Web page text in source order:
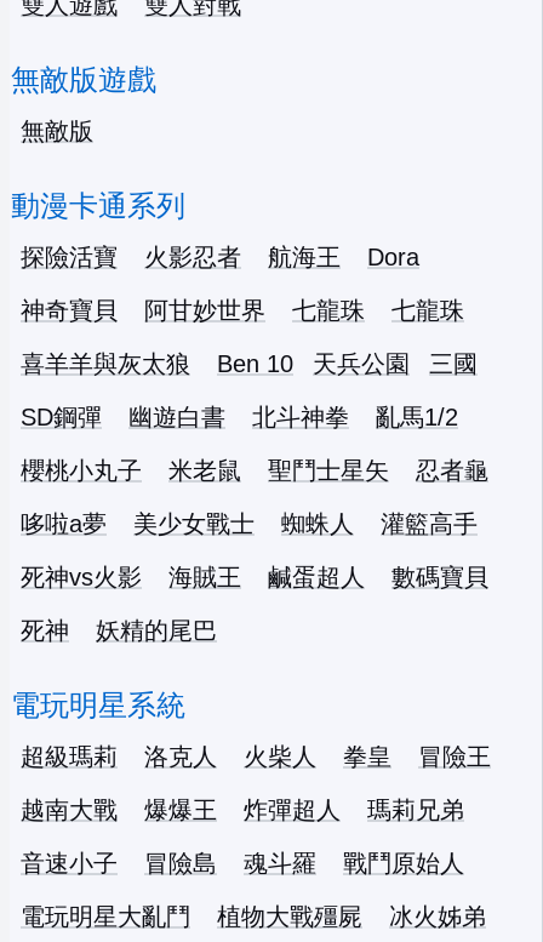
無敵版遊戲
無敵版
動漫卡通系列
探險活寶 火影忍者 航海王
Dora
神奇寶貝
阿甘妙世界 七龍珠
七龍珠
喜羊羊與灰太狼
Ben 10 天兵公園
三國
SD鋼彈
幽遊白書 北斗神拳
亂馬1/2
櫻桃小丸子
米老鼠 聖鬥士星矢
忍者龜
哆啦a夢
美少女戰士 蜘蛛人
灌籃高手
死神vs火影
海賊王 鹹蛋超人
數碼寶貝
死神
妖精的尾巴
電玩明星系統
超級瑪莉 洛克人 火柴人 拳皇
冒險王
越南大戰
爆爆王 炸彈超人
瑪莉兄弟
音速小子
冒險島 魂斗羅
戰鬥原始人
電玩明星大亂鬥
植物大戰殭屍
冰火姊弟